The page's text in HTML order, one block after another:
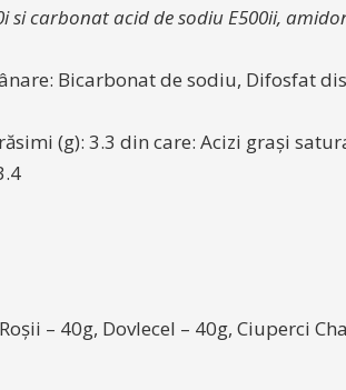
si carbonat acid de sodiu E500ii,
Bicarbonat de sodiu, Difosfat
(g): 3.3 din care: Acizi grași
– 40g, Dovlecel – 40g, Ciuperci